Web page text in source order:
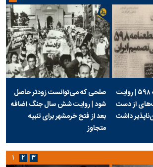
ایران و طلسم قطعنامه ۵۹۸ | روایت
از دست
داشت
صلحی که می‌توانست زودتر حاصل
شود | روایت شش سال جنگ اضافه
بعد از فتح خرمشهر برای تنبیه
متجاوز
۱ ۲ ۳